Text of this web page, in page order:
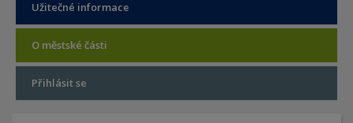
Užitečné informace
O městské části
Přihlásit se